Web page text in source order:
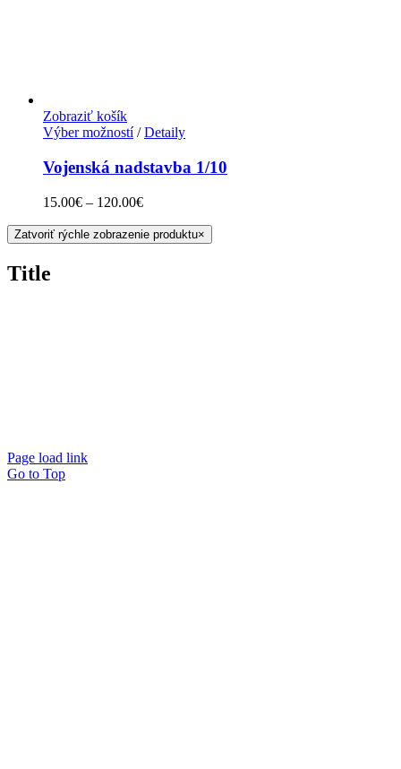
Zobraziť košík
Výber možností/ Detaily
Vojenská nadstavba 1/10
15.00€ – 120.00€
Zatvoriť rýchle zobrazenie produktu×
Title
Page load link
Go to Top